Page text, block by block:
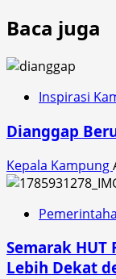
Baca juga
Inspirasi
Dianggap
Kepala Kampung
Semarak HUT
Lebih Dekat